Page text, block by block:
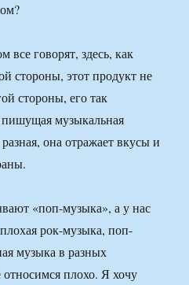
говорят, здесь, как
стороны, этот продукт не
стороны, его так
музыкальная
она отражает вкусы и
«поп-музыка», а у нас
рок-музыка, поп-
музыка в разных
плохо. Я хочу